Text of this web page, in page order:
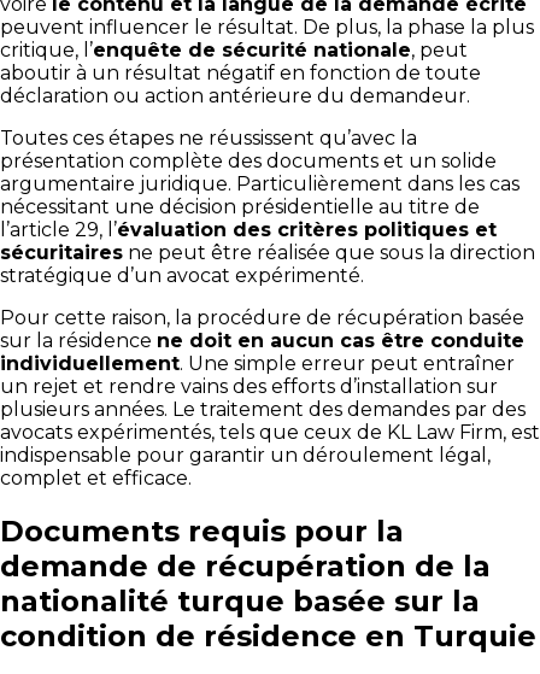
peuvent influencer le résultat. De plus, la phase la plus
critique, l’enquête de sécurité nationale, peut
aboutir à un résultat négatif en fonction de toute
déclaration ou action antérieure du demandeur.
Toutes ces étapes ne réussissent qu’avec la
présentation complète des documents et un solide
argumentaire juridique. Particulièrement dans les cas
nécessitant une décision présidentielle au titre de
l’article 29, l’évaluation des critères politiques et
sécuritaires ne peut être réalisée que sous la direction
stratégique d’un avocat expérimenté.
Pour cette raison, la procédure de récupération basée
sur la résidence ne doit en aucun cas être conduite
individuellement. Une simple erreur peut entraîner
un rejet et rendre vains des efforts d’installation sur
plusieurs années. Le traitement des demandes par des
avocats expérimentés, tels que ceux de KL Law Firm, est
indispensable pour garantir un déroulement légal,
complet et efficace.
Documents requis pour la
demande de récupération de la
nationalité turque basée sur la
condition de résidence en Turquie